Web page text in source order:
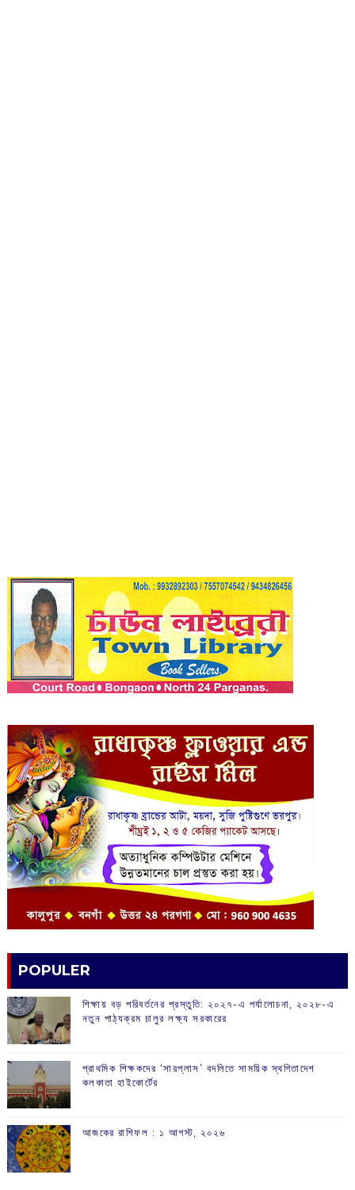
POPULER
শিক্ষায় বড় পরিবর্তনের প্রস্তুতি: ২০২৭-এ পর্যালোচনা, ২০২৮-এ
নতুন পাঠ্যক্রম চালুর লক্ষ্য সরকারের
প্রাথমিক শিক্ষকদের ‘সারপ্লাস’ বদলিতে সাময়িক স্থগিতাদেশ
কলকাতা হাইকোর্টের
আজকের রাশিফল :‌ ‌‌১ আগস্ট, ২০২৬